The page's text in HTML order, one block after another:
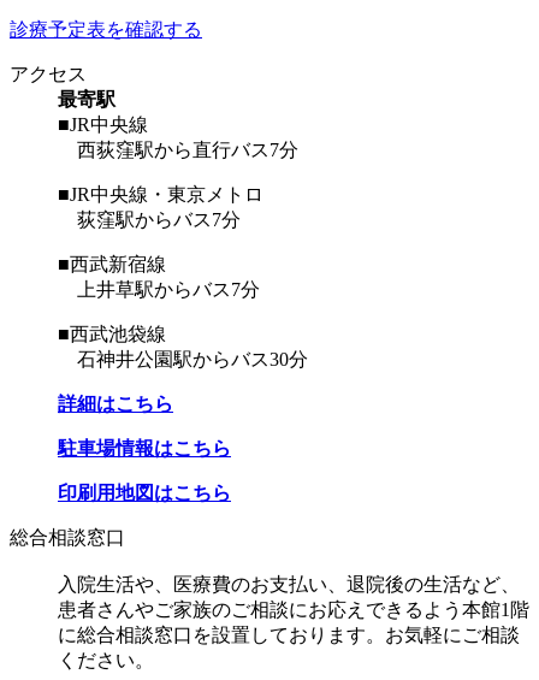
診療予定表を確認する
アクセス
最寄駅
■JR中央線
西荻窪駅から直行バス7分
■JR中央線・東京メトロ
荻窪駅からバス7分
■西武新宿線
上井草駅からバス7分
■西武池袋線
石神井公園駅からバス30分
詳細はこちら
駐車場情報はこちら
印刷用地図はこちら
総合相談窓口
入院生活や、医療費のお支払い、退院後の生活など、
患者さんやご家族のご相談にお応えできるよう本館1階
に総合相談窓口を設置しております。お気軽にご相談
ください。